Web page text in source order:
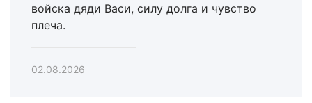
войска дяди Васи, силу долга и чувство
плеча.
02.08.2026